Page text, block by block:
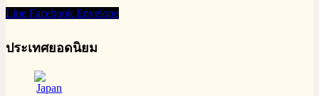
Line Facebook Envelope
ประเทศยอดนิยม